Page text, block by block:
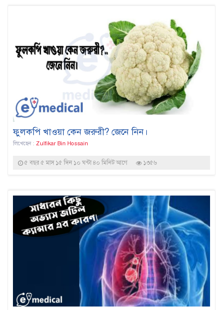
ফুলকপি খাওয়া কেন জরুরী? জেনে নিন।
লিখেছেন : Zulfikar Bin Hossain
৫ বছর ৫ মাস ১৫ দিন ১০ ঘন্টা ৪০ মিনিট আগে ১৩৫৬